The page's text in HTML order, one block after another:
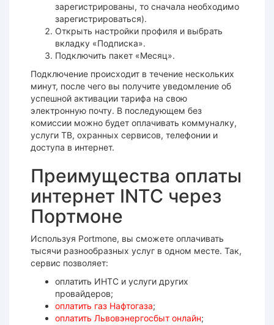
зарегистрированы, то сначала необходимо
зарегистрироваться).
Открыть настройки профиля и выбрать
вкладку «Подписка».
Подключить пакет «Месяц».
Подключение происходит в течение нескольких
минут, после чего вы получите уведомление об
успешной активации тарифа на свою
электронную почту. В последующем без
комиссии можно будет оплачивать коммуналку,
услуги ТВ, охранных сервисов, телефонии и
доступа в интернет.
Преимущества оплаты
интернет INTC через
Портмоне
Используя Portmone, вы сможете оплачивать
тысячи разнообразных услуг в одном месте. Так,
сервис позволяет:
оплатить ИНТС и услуги других
провайдеров;
оплатить газ Нафтогаза;
оплатить Львовэнергосбыт онлайн;